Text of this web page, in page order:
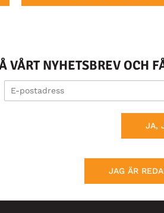
VÅRT NYHETSBREV OCH
JA,
JAG ÄR